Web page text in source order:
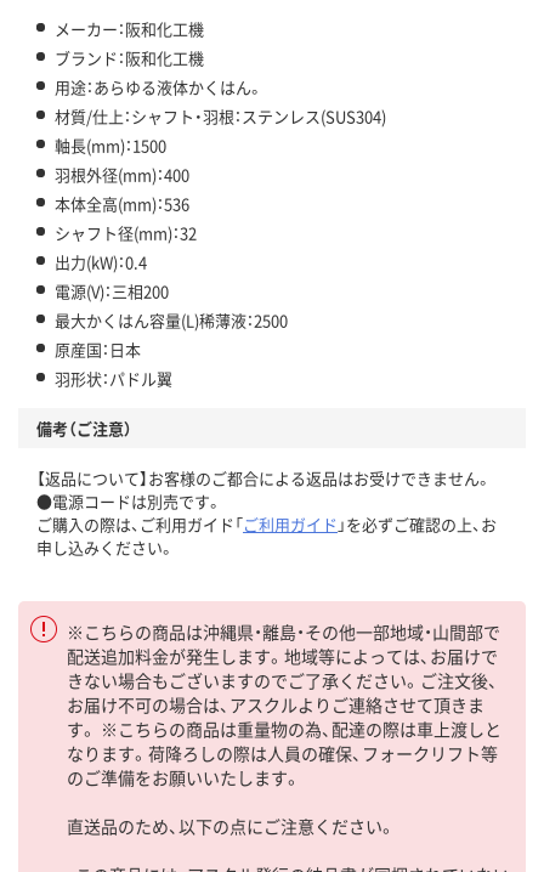
メーカー：阪和化工機
ブランド：阪和化工機
用途：あらゆる液体かくはん。
材質/仕上：シャフト・羽根：ステンレス(SUS304)
軸長(mm)：1500
羽根外径(mm)：400
本体全高(mm)：536
シャフト径(mm)：32
出力(kW)：0.4
電源(V)：三相200
最大かくはん容量(L)稀薄液：2500
原産国：日本
羽形状：パドル翼
備考（ご注意）
【返品について】お客様のご都合による返品はお受けできません。
●電源コードは別売です。
ご購入の際は、ご利用ガイド「ご利用ガイド 」を必ずご確認の上、お
申し込みください。
※こちらの商品は沖縄県・離島・その他一部地域・山間部で
配送追加料金が発生します。地域等によっては、お届けで
きない場合もございますのでご了承ください。ご注文後、
お届け不可の場合は、アスクルよりご連絡させて頂きま
す。 ※こちらの商品は重量物の為、配達の際は車上渡しと
なります。荷降ろしの際は人員の確保、フォークリフト等
のご準備をお願いいたします。
直送品のため、以下の点にご注意ください。